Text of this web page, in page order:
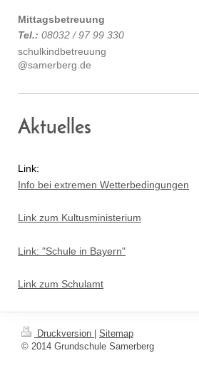
Mittagsbetreuung
Tel.: 08032 / 97 99 330
schulkindbetreuung
@samerberg.de
Aktuelles
Link:
Info bei extremen Wetterbedingungen
Link zum Kultusministerium
Link: "Schule in Bayern"
Link zum Schulamt
Druckversion
Sitemap
© 2014 Grundschule Samerberg